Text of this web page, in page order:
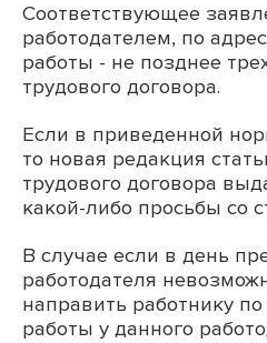
Соответствующее
работодателем, по
работы - не позднее
трудового договора.
Если в приведенной
то новая редакция
трудового договора
какой-либо просьбы со
В случае если в день
работодателя
направить работнику
работы у данного